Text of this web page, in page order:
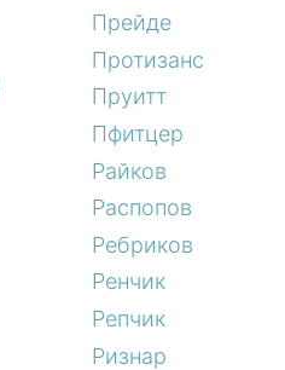
Прейде
Протизанс
Пруитт
Пфитцер
Райков
Распопов
Ребриков
Ренчик
Репчик
Ризнар